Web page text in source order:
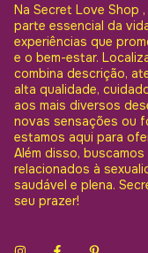
Na Secret Love Shop
parte essencial da
experiências que
e o bem-estar.
combina descrição,
alta qualidade,
aos mais diversos
novas sensações ou
estamos aqui para
Além disso,
relacionados à
saudável e plena.
seu prazer!